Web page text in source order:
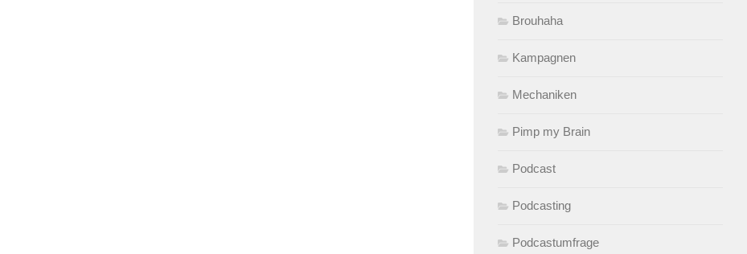
Brouhaha
Kampagnen
Mechaniken
Pimp my Brain
Podcast
Podcasting
Podcastumfrage